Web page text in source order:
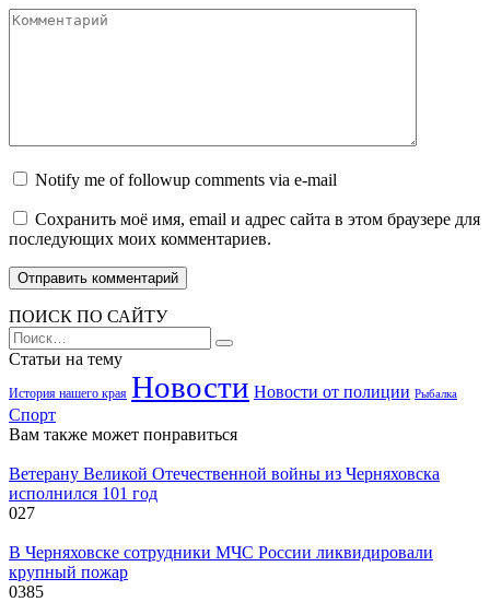
Комментарий
Notify me of followup comments via e-mail
Сохранить моё имя, email и адрес сайта в этом браузере для
последующих моих комментариев.
ПОИСК ПО САЙТУ
Search
for:
Статьи на тему
История нашего края Новости Новости от полиции Рыбалка
Спорт
Вам также может понравиться
Ветерану Великой Отечественной войны из Черняховска
исполнился 101 год
027
В Черняховске сотрудники МЧС России ликвидировали
крупный пожар
0385